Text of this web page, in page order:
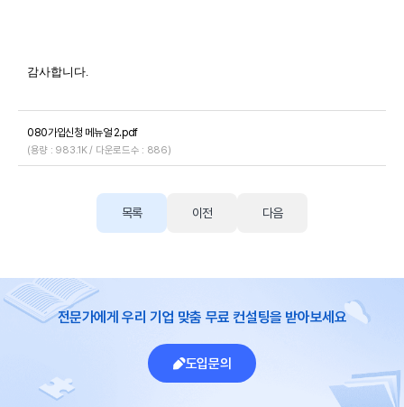
감사합니다.
080가입신청 메뉴얼 2.pdf
(용량 : 983.1K / 다운로드수 : 886)
목록 이전 다음
전문가에게 우리 기업 맞춤 무료 컨설팅을 받아보세요
도입문의